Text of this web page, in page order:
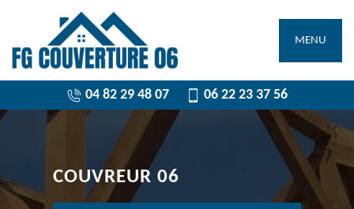
MENU
04 82 29 48 07 06 22 23 37 56
COUVREUR 06